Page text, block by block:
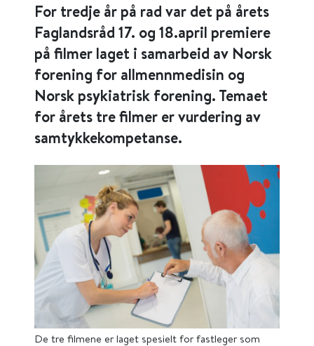
For tredje år på rad var det på årets
Faglandsråd 17. og 18.april premiere
på filmer laget i samarbeid av Norsk
forening for allmennmedisin og
Norsk psykiatrisk forening. Temaet
for årets tre filmer er vurdering av
samtykkekompetanse.
De tre filmene er laget spesielt for fastleger som